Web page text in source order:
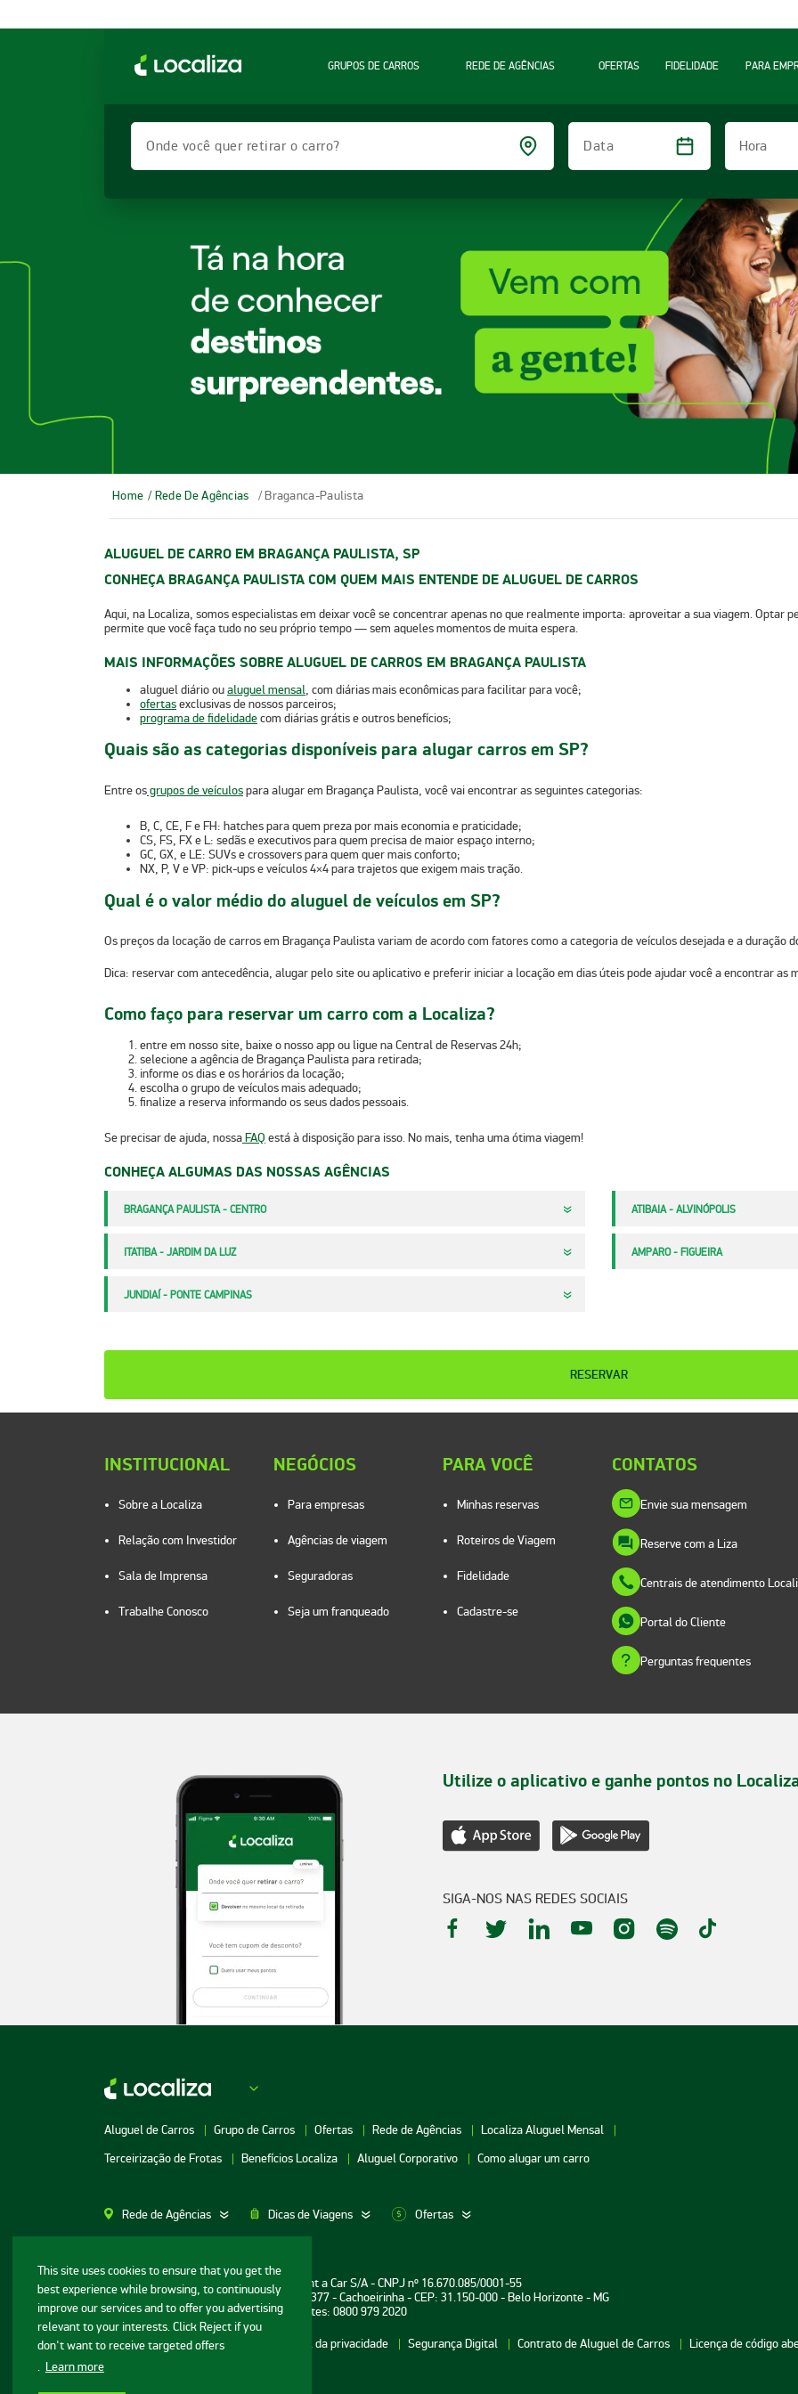
This site uses cookies to ensure that you get the
best experience while browsing, to continuously
improve our services and to offer you advertising
relevant to your interests. Click Reject if you
don't want to receive targeted offers
. Learn more
GRUPOS DE CARROS REDE DE AGÊNCIAS OFERTAS FIDELIDADE PARA
Onde você quer retirar o carro? Data
Hora
Home / Rede De Agências / Braganca-Paulista
ALUGUEL DE CARRO EM BRAGANÇA PAULISTA, SP
CONHEÇA BRAGANÇA PAULISTA COM QUEM MAIS ENTENDE DE ALUGUEL DE CARROS
Aqui, na Localiza, somos especialistas em deixar você se concentrar apenas no que realmente importa: aproveitar a sua viagem. Optar
permite que você faça tudo no seu próprio tempo — sem aqueles momentos de muita espera.
MAIS INFORMAÇÕES SOBRE ALUGUEL DE CARROS EM BRAGANÇA PAULISTA
aluguel diário oualuguel mensal, com diárias mais econômicaspara facilitar para você;
ofertasexclusivas de nossos parceiros;
programa de fidelidadecom diárias grátise outros benefícios;
Quais são as categorias disponíveis para alugar carros em SP?
Entre osgrupos de veículospara alugar em Bragança Paulista, você vai encontrar as seguintes categorias:
B, C, CE, F e FH: hatchespara quem preza por mais economia e praticidade;
CS, FS, FX e L: sedãs e executivospara quem precisa de maior espaço interno;
GC, GX, e LE: SUVs e crossoverspara quem quer mais conforto;
NX, P, V e VP: pick-ups e veículos 4×4para trajetos que exigem mais tração.
Qual é o valor médio do aluguel de veículos em SP?
Os preços da locação de carros em Bragança Paulista variam de acordo com fatores como a categoria de veículos desejada e a duração
Dica: reservar com antecedência, alugar pelo site ou aplicativoe preferir iniciar a locação em dias úteispode ajudar você a encontrar as
Como faço para reservar um carro com a Localiza?
entre em nossosite, baixe o nossoappou ligue naCentral de Reservas 24h;
selecione aagência de Bragança Paulistapara retirada;
informe osdias e os horáriosda locação;
escolha o grupo de veículos mais adequado;
finalize a reserva informando os seus dados pessoais.
Se precisar de ajuda, nossaFAQ está à disposição para isso. No mais, tenha uma ótima viagem!
CONHEÇA ALGUMAS DAS NOSSAS AGÊNCIAS
BRAGANÇA PAULISTA - CENTRO ATIBAIA - ALVINÓPOLIS
ITATIBA - JARDIM DA LUZ AMPARO - FIGUEIRA
JUNDIAÍ - PONTE CAMPINAS
RESERVAR
INSTITUCIONAL
Sobre a Localiza
Relação com Investidor
Sala de Imprensa
Trabalhe Conosco
NEGÓCIOS
Para empresas
Agências de viagem
Seguradoras
Seja um franqueado
PARA VOCÊ
Minhas reservas
Roteiros de Viagem
Fidelidade
Cadastre-se
CONTATOS
Envie sua mensagem
Reserve com a Liza
Centrais de atendimento
Portal do Cliente
Perguntas frequentes
Utilize o aplicativo e ganhe pontos no
SIGA-NOS NAS REDES SOCIAIS
Aluguel de Carros Grupo de Carros Ofertas Rede de Agências
Localiza Aluguel Mensal
Terceirização de Frotas
Benefícios Localiza Aluguel Corporativo Como alugar um carro
Rede de Agências Dicas de Viagens Ofertas
Aluguel de Carros SP
Aluguel de Carros Porto Alegre
Aluguel de Carros RJ
Aluguel de Carros BH
Seguro
Aluguel de Carros Goiânia
Aluguel de Carros Guarulhos
Aluguel de Carros Natal
Aluguel de Carros Salvador
Aluguel de Carros Aracaju
Aluguel de Carros
Informações ao consumidor: Localiza Rent a Car S/A - CNPJ nº 16.670.085/0001-55
Sede: Avenida Bernardo Vasconcelos, n° 377 - Cachoeirinha - CEP: 31.150-000 - Belo Horizonte - MG
Central de Reservas e Assistência a Clientes: 0800 979 2020
Mapa do site Termos de uso Portal da privacidade Segurança Digital Contrato de Aluguel de Carros
Licença de código